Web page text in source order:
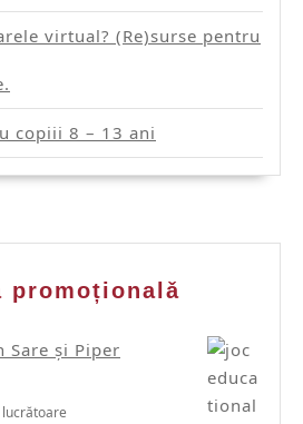
virtual? (Re)surse pentru
copiii 8 – 13 ani
promoționalǎ
Sare și Piper